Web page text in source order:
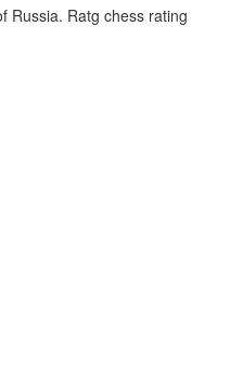
Russia. Ratg chess rating